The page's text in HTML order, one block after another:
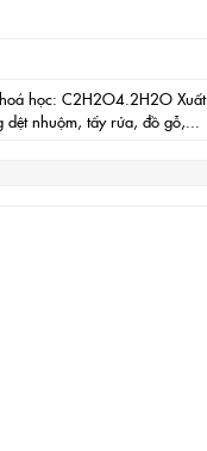
học: C2H2O4.2H2O
nhuộm, tẩy rửa, đồ gỗ,...